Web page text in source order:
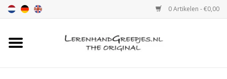
0 Artikelen - €0,00
Home